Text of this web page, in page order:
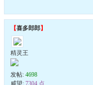
【喜多郎郎】
精灵王
发帖: 4698
威望: 7304 点